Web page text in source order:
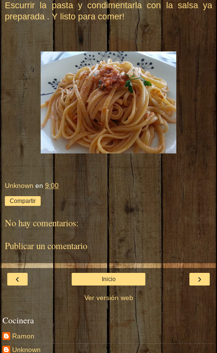
Escurrir la pasta y condimentarla con la salsa ya
preparada . Y listo para comer!
Unknown en 9:00
Compartir
No hay comentarios:
Publicar un comentario
‹ ›
Inicio
Ver versión web
Cocinera
Ramon
Unknown